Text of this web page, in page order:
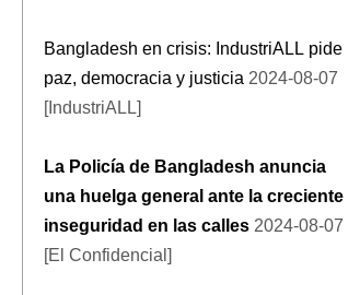
Bangladesh en crisis: IndustriALL pide
paz, democracia y justicia 2024-08-07
[IndustriALL]
La Policía de Bangladesh anuncia
una huelga general ante la creciente
inseguridad en las calles 2024-08-07
[El Confidencial]